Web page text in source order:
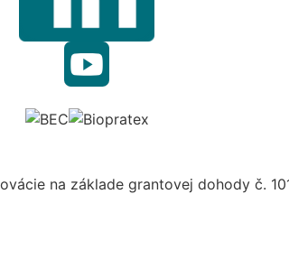
na základe grantovej dohody č.